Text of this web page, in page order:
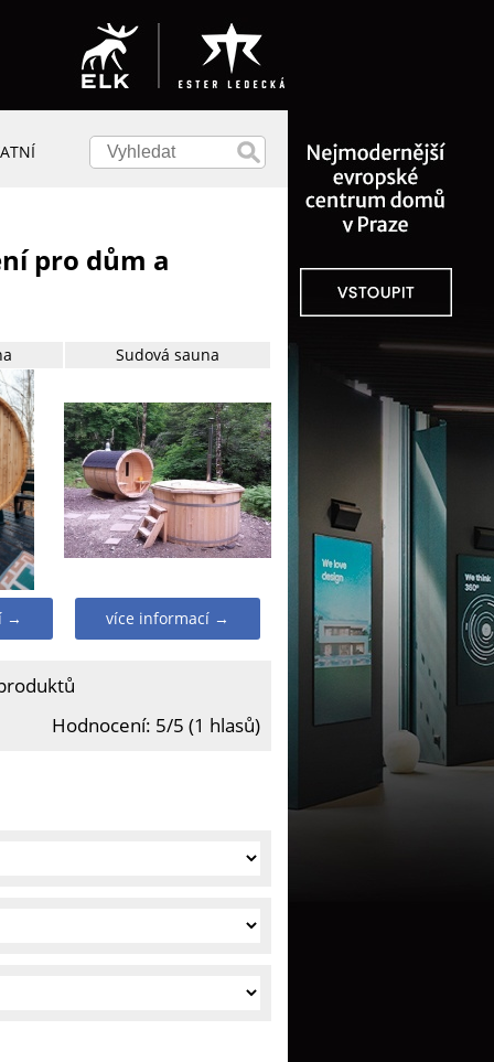
pro dům a
→
Sudová sauna
více informací →
Hodnocení: 5/5 (1 hlasů)